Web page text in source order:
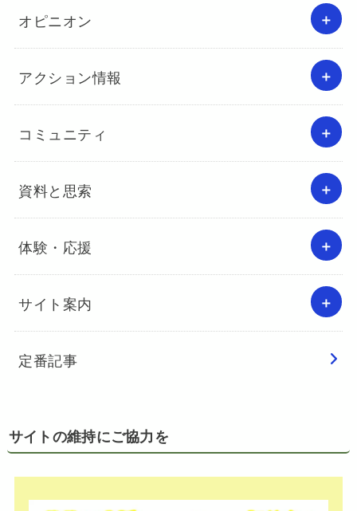
オピニオン
アクション情報
コミュニティ
資料と思索
体験・応援
サイト案内
定番記事
サイトの維持にご協力を